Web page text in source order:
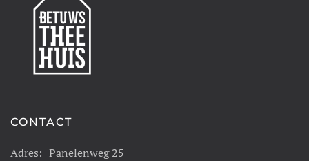
CONTACT
Adres: Panelenweg 25